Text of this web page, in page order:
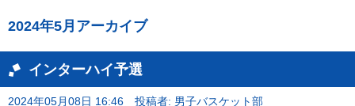
2024年5月アーカイブ
インターハイ予選
2024年05月08日 16:46 投稿者: 男子バスケット部